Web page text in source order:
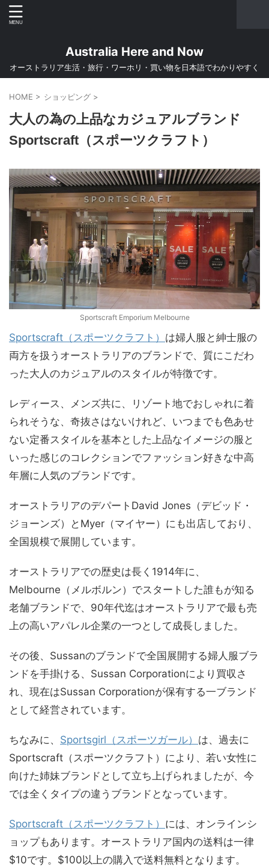
Australia Here and Now
オーストラリア生活・旅行・ワーホリ・買い物を日本語でわかりやすく
HOME > ショッピング >
大人の為の上品なカジュアルブランド
Sportscraft（スポーツクラフト）
Sportscraft Emporium Melbourne
Sportscraft（スポーツクラフト） は婦人服と紳士服の
両方を扱うオーストラリアのブランドで、質にこだわ
った大人のカジュアルのスタイルが特徴です。
レディース、メンズ共に、リゾート地でおしゃれに着
られそうな、奇抜さはないけれど、いつまでも色あせ
ない定番スタイルを基本とした上品なイメージの服と
いった感じのコレクションでファッション好きな中高
年層に人気のブランドです。
オーストラリアのデパートDavid Jones（デビッド・
ジョーンズ）とMyer（マイヤー）にも出店しており、
全国規模で展開しています。
オーストラリアでの歴史は長く1914年に、
Melbourne（メルボルン）でスタートした誰もが知る
老舗ブランドで、90年代迄はオーストラリアで最も売
上の高いアパレル企業の一つとして成長しました。
その後、Sussanのブランドで全国展開する婦人服ブラ
ンドを手掛ける、Sussan Corporationにより買収さ
れ、現在はSussan Corporationが保有する一ブランド
として経営されています。
ちなみに、 Sportsgirl（スポーツガール） は、過去に
Sportscraft（スポーツクラフト）により、若い女性に
向けた姉妹ブランドとして立ち上げられましたが、今
では全くタイプの違うブランドとなっています。
Sportscraft（スポーツクラフト） には、オンラインシ
ョップもあります。オーストラリア国内の送料は一律
$10です。$100以上の購入で送料無料となります。